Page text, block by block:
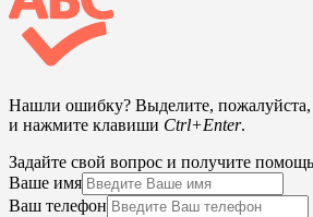
Нашли ошибку? Выделите,
и нажмите клавиши Ctrl+Enter.
Задайте свой вопрос и получите
Ваше имя
Ваш телефон